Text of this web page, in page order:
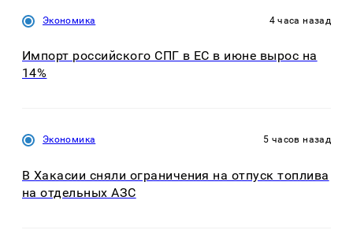
Экономика 4 часа назад
Импорт российского СПГ в ЕС в июне вырос на
14%
Экономика 5 часов назад
В Хакасии сняли ограничения на отпуск топлива
на отдельных АЗС